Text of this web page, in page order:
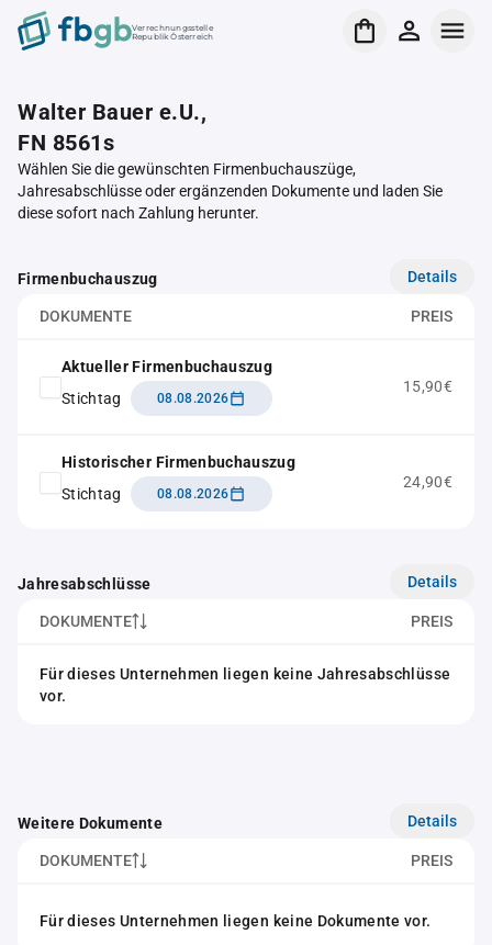
Verrechnungsstelle
Republik Österreich
Walter Bauer e.U.,
FN 8561s
Wählen Sie die gewünschten Firmenbuchauszüge,
Jahresabschlüsse oder ergänzenden Dokumente und laden Sie
diese sofort nach Zahlung herunter.
Firmenbuchauszug Details
DOKUMENTE PREIS
Aktueller Firmenbuchauszug
Stichtag
08.08.2026
15,90€
Historischer Firmenbuchauszug
Stichtag
08.08.2026
24,90€
Jahresabschlüsse Details
DOKUMENTE PREIS
Für dieses Unternehmen liegen keine Jahresabschlüsse
vor.
Weitere Dokumente Details
DOKUMENTE PREIS
Für dieses Unternehmen liegen keine Dokumente vor.